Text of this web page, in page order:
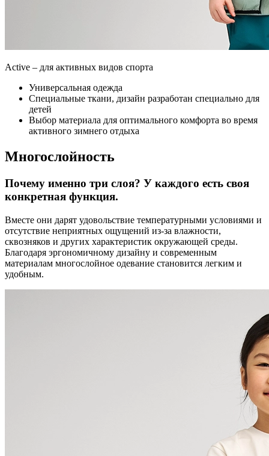
Active – для активных видов спорта
Универсальная одежда
Специальные ткани, дизайн разработан специально для
детей
Выбор материала для оптимального комфорта во время
активного зимнего отдыха
Многослойность
Почему именно три слоя? У каждого есть своя
конкретная функция.
Вместе они дарят удовольствие температурными условиями и
отсутствие неприятных ощущений из-за влажности,
сквозняков и других характеристик окружающей среды.
Благодаря эргономичному дизайну и современным
материалам многослойное одевание становится легким и
удобным.